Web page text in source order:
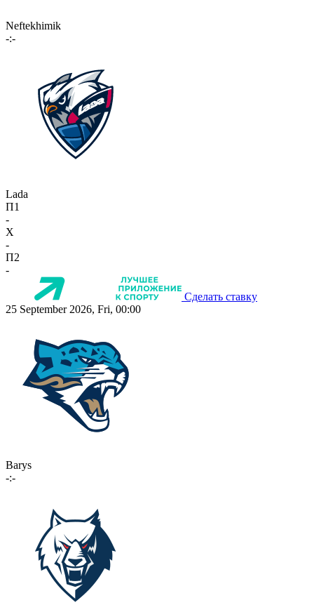
Neftekhimik
-:-
Lada
П1
-
X
-
П2
-
Сделать ставку
25 September 2026, Fri, 00:00
Barys
-:-